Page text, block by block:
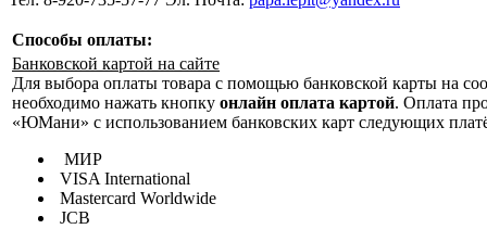
Способы оплаты:
Банковской картой на сайте
Для выбора оплаты товара с помощью банковской карты на
необходимо нажать кнопку онлайн оплата картой. Оплата
«ЮМани» с использованием банковских карт следующих
МИР
VISA International
Mastercard Worldwide
JCB